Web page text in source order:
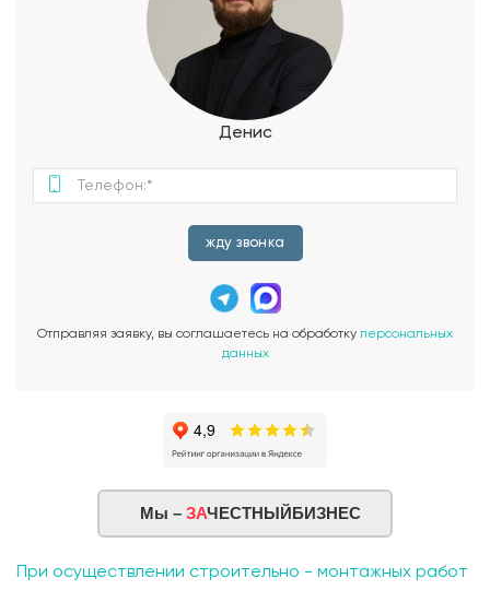
Симеон уделено гардеробной комнате. Это просторное
помещение позволит вам хранить и организовывать свою
одежду и обувь в наилучшем порядке. Она придаст вашему
дому элегантность и позволит вам иметь все необходимое
под рукой. Основным местом сбора и общения станет
кухня-гостиная. Тут вы сможете проводить время с семьей и
атмосферой. Пространство кухни-гостиной абсолютно
функционально и удобно в использовании. Внешний вид
Отличительной особенностью дома является его терраса,
где вы сможете проводить время на свежем воздухе, отдыхая
и наслаждаясь красотой окружающей природы. Крыльцо же
придаст вашему дому приглашающий и уютный вид, а также
будет делать приветственную атмосферу для гостей. Дом
Симеон - это проект, который отражает вашу
создавая идеальное место для жизни и отдыха. Этот дом
станет вашим уютным уголком, где вы сможете создать
Денис
жду звонка
Отправляя заявку, вы соглашаетесь на обработку персональных
данных
Мы – ЗАЧЕСТНЫЙБИЗНЕС
При осуществлении строительно - монтажных работ